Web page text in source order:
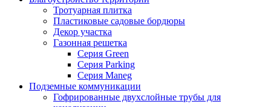
Тротуарная плитка
Пластиковые садовые бордюры
Декор участка
Газонная решетка
Серия Green
Серия Parking
Серия Maneg
Подземные коммуникации
Гофрированные двухслойные трубы для